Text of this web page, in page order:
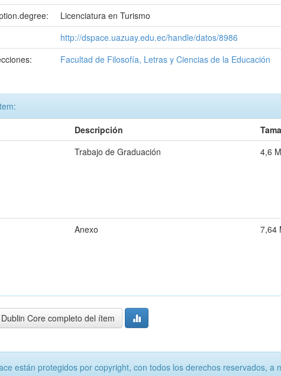
Licenciatura en Turismo
http://dspace.uazuay.edu.ec/handle/datos/8986
Facultad de Filosofía, Letras y Ciencias de la Educación
Descripción
Trabajo de Graduación 4,6
Anexo 7,64
Core completo del ítem
están protegidos por copyright, con todos los derechos reservados, a